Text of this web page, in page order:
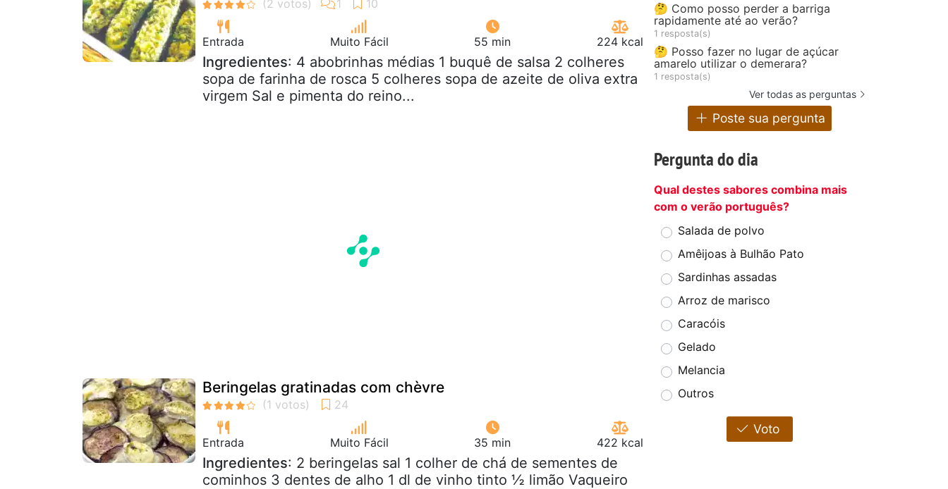
Entrada Muito Fácil 55 min 224 kcal
Ingredientes: 4 abobrinhas médias 1 buquê de salsa 2 colheres
sopa de farinha de rosca 5 colheres sopa de azeite de oliva extra
virgem Sal e pimenta do reino...
Beringelas gratinadas com chèvre
Entrada Muito Fácil 35 min 422 kcal
Ingredientes: 2 beringelas sal 1 colher de chá de sementes de
cominhos 3 dentes de alho 1 dl de vinho tinto ½ limão Vaqueiro
🤔 Como posso perder a barriga
rapidamente até ao verão?
1 resposta(s)
🤔 Posso fazer no lugar de açúcar
amarelo utilizar o demerara?
1 resposta(s)
Ver todas as perguntas
Poste sua pergunta
Pergunta do dia
Qual destes sabores combina mais
com o verão português?
Salada de polvo
Amêijoas à Bulhão Pato
Sardinhas assadas
Arroz de marisco
Caracóis
Gelado
Melancia
Outros
Voto